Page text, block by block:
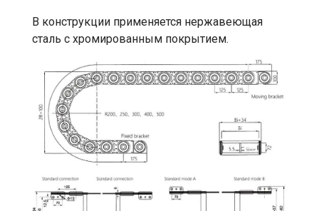
В конструкции применяется нержавеющая
сталь с хромированным покрытием.